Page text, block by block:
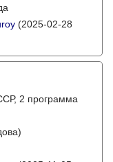
(2025-02-28
2 программа